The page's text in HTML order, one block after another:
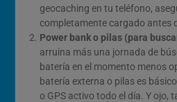
geocaching en tu teléfono,
completamente cargado antes
Power bank o pilas (para
arruina más una jornada de
batería en el momento menos
batería externa o pilas es
o GPS activo todo el día. Y ojo,